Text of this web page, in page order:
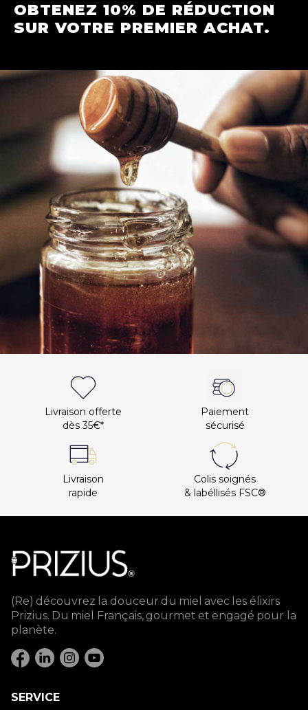
OBTENEZ 10% DE RÉDUCTION
SUR VOTRE PREMIER ACHAT.
Livraison offerte
dès 35€*
Paiement
sécurisé
Livraison
rapide
Colis soignés
& labéllisés FSC®
(Re) découvrez la douceur du miel avec les élixirs
Prizius. Du miel Français, gourmet et engagé pour la
planète.
SERVICE